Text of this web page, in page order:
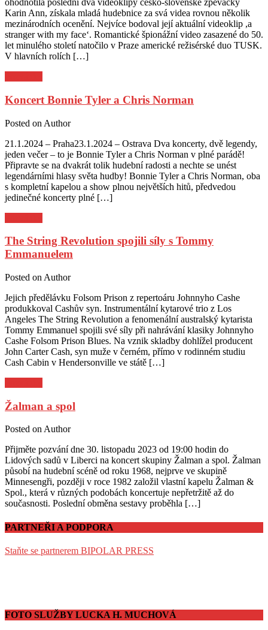
ohodnotila poslední dva videoklipy česko-slovenské zpěvačky
Karin Ann, získala mladá hudebnice za svá videa rovnou několik
mezinárodních ocenění. Nejvíce bodoval její aktuální videoklip ,a
stranger with my face‘. Romantické špionážní video zasazené do 50.
let minulého století natočilo v Praze americké režisérské duo TUSK.
V hlavních rolích […]
Koncert Bonnie Tyler a Chris Norman
Posted on Author
21.1.2024 – Praha23.1.2024 – Ostrava Dva koncerty, dvě legendy,
jeden večer – to je Bonnie Tyler a Chris Norman v plné parádě!
Připravte se na dvakrát tolik hudební radosti a nechte se unést
legendárními hlasy světa hudby! Bonnie Tyler a Chris Norman, oba
s kompletní kapelou a show plnou největších hitů, předvedou
jedinečné koncerty plné […]
The String Revolution spojili síly s Tommy
Emmanuelem
Posted on Author
Jejich předělávku Folsom Prison z repertoáru Johnnyho Cashe
produkkoval Cashův syn. Instrumentální kytarové trio z Los
Angeles The String Revolution a fenomenální australský kytarista
Tommy Emmanuel spojili své síly při nahrávání klasiky Johnnyho
Cashe Folsom Prison Blues. Na vznik skladby dohlížel producent
John Carter Cash, syn muže v černém, přímo v rodinném studiu
Cash Cabin v Hendersonville ve státě […]
Žalman a spol
Posted on Author
Přijměte pozvání dne 30. listopadu 2023 od 19:00 hodin do
Lidových sadů v Liberci na koncert skupiny Žalman a spol. Žalman
působí na hudební scéně od roku 1968, nejprve ve skupině
Minnesengři, později v roce 1982 založil vlastní kapelu Žalman &
Spol., která v různých podobách koncertuje nepřetržitě až do
současnosti. Poslední obměna sestavy proběhla […]
PARTNEŘI A PODPORA
Staňte se partnerem BIPOLAR PRESS
FOTO SLUŽBY LUCKA H. MUCHOVÁ